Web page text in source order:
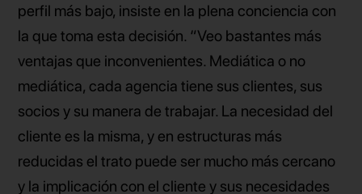
perfil más bajo, insiste en la plena conciencia con
la que toma esta decisión. “Veo bastantes más
ventajas que inconvenientes. Mediática o no
mediática, cada agencia tiene sus clientes, sus
socios y su manera de trabajar. La necesidad del
cliente es la misma, y en estructuras más
reducidas el trato puede ser mucho más cercano
y la implicación con el cliente y sus necesidades